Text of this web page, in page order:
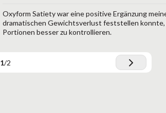
Oxyform Satiety war eine positive Ergänzung
dramatischen Gewichtsverlust feststellen
Portionen besser zu kontrollieren.
1/2